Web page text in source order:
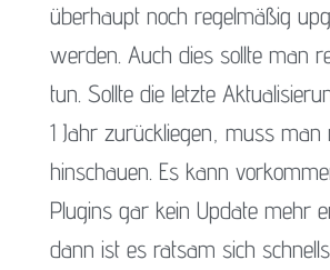
überhaupt noch regelmäßig
werden. Auch dies sollte man
tun. Sollte die letzte
1 Jahr zurückliegen, muss man
hinschauen. Es kann
Plugins gar kein Update mehr
dann ist es ratsam sich